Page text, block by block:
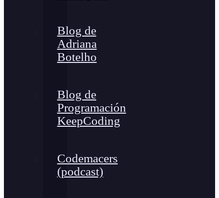
Blog de
Adriana
Botelho
Blog de
Programación
KeepCoding
Codemacers
(podcast)